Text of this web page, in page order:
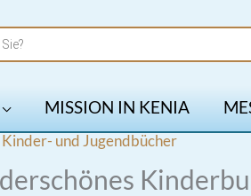
MISSION IN KENIA
Kinder- und Jugendbücher